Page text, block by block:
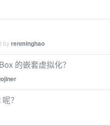
byrenminghao
的嵌套虚拟化？
？